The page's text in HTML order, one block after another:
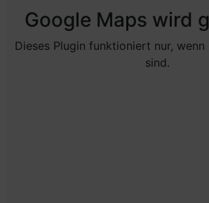
Google Maps wird
Dieses Plugin funktioniert nur,
sind.